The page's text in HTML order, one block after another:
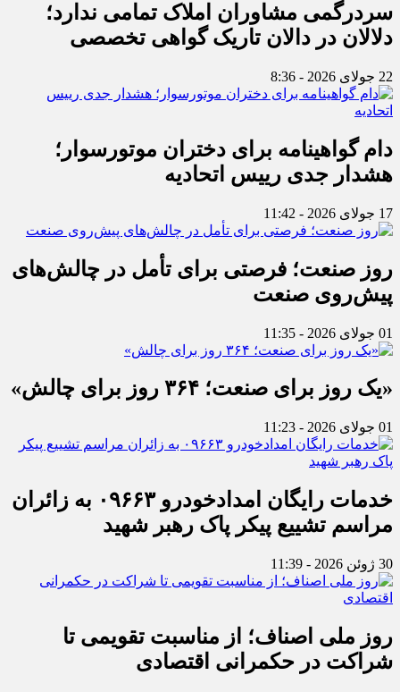
سردرگمی مشاوران املاک تمامی ندارد؛
دلالان در دالان تاریک گواهی تخصصی
22 جولای 2026 - 8:36
دام گواهینامه برای دختران موتورسوار؛
هشدار جدی رییس اتحادیه
17 جولای 2026 - 11:42
روز صنعت؛ فرصتی برای تأمل در چالش‌های
پیش‌روی صنعت
01 جولای 2026 - 11:35
«یک روز برای صنعت؛ ۳۶۴ روز برای چالش»
01 جولای 2026 - 11:23
خدمات رایگان امدادخودرو ۰۹۶۶۳ به زائران
مراسم تشییع پیکر پاک رهبر شهید
30 ژوئن 2026 - 11:39
روز ملی اصناف؛ از مناسبت تقویمی تا
شراکت در حکمرانی اقتصادی